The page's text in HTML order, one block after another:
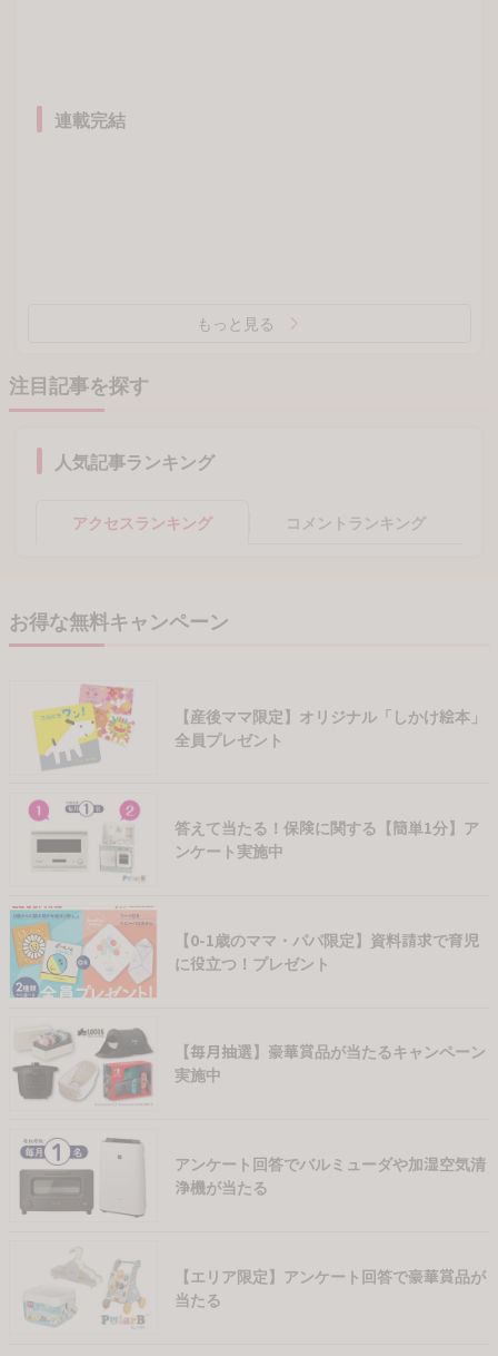
連載完結
もっと見る
注目記事を探す
人気記事ランキング
アクセスランキング コメントランキング
お得な無料キャンペーン
【産後ママ限定】オリジナル「しかけ絵本」
全員プレゼント
答えて当たる！保険に関する【簡単1分】ア
ンケート実施中
【0-1歳のママ・パパ限定】資料請求で育児
に役立つ！プレゼント
【毎月抽選】豪華賞品が当たるキャンペーン
実施中
アンケート回答でバルミューダや加湿空気清
浄機が当たる
【エリア限定】アンケート回答で豪華賞品が
当たる